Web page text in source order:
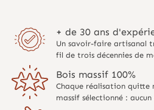
+ de 30 ans
Un savoir-faire artisanal
fil de trois décennies de
Bois massif 100%
Chaque réalisation quitte
massif sélectionné :